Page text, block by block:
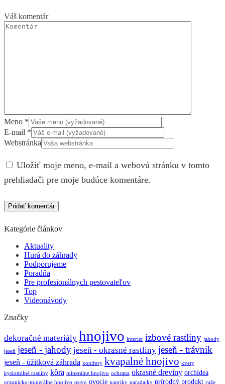
Váš komentár
Meno *
E-mail *
Webstránka
Uložiť moje meno, e-mail a webovú stránku v tomto
prehliadači pre moje budúce komentáre.
Kategórie článkov
Aktuality
Hurá do záhrady
Podporujeme
Poradňa
Pre profesionálnych pestovateľov
Top
Videonávody
Značky
dekoračné materiály hnojivo interiér izbové rastliny jahody
jeseň jeseň - jahody jeseň - okrasné rastliny jeseň - trávnik
jeseň - úžitková záhrada konifery kvapalné hnojivo kvety
kyslomilné rastliny kôra minerálne hnojivo ochrana okrasné dreviny orchidea
organicko-minerálne hnojivo osivo ovocie papriky paradajky prírodný produkt ruže